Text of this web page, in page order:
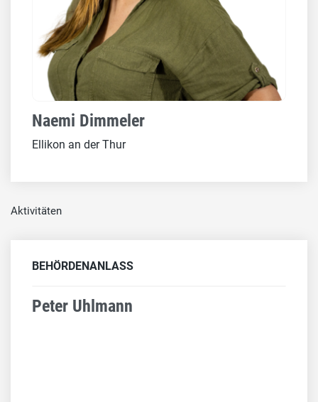
Naemi Dimmeler
Ellikon an der Thur
Aktivitäten
BEHÖRDENANLASS
Peter Uhlmann